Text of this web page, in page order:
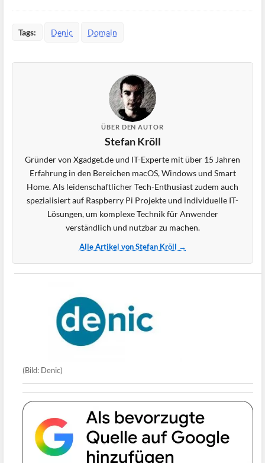
Tags: Denic Domain
ÜBER DEN AUTOR
Stefan Kröll
Gründer von Xgadget.de und IT-Experte mit über 15 Jahren
Erfahrung in den Bereichen macOS, Windows und Smart
Home. Als leidenschaftlicher Tech-Enthusiast zudem auch
spezialisiert auf Raspberry Pi Projekte und individuelle IT-
Lösungen, um komplexe Technik für Anwender
verständlich und nutzbar zu machen.
Alle Artikel von Stefan Kröll →
(Bild: Denic)